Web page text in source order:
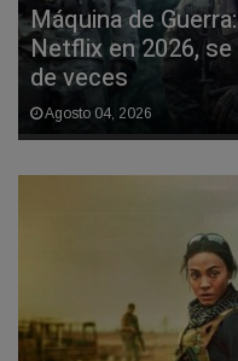
Máquina de
Netflix en 2026,
de veces
Agosto 04, 2026